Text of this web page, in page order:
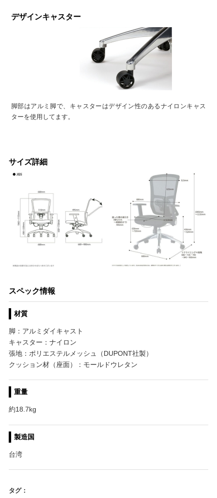
デザインキャスター
脚部はアルミ脚で、キャスターはデザイン性のあるナイロンキャス
ターを使用してます。
サイズ詳細
スペック情報
材質
脚：アルミダイキャスト
キャスター：ナイロン
張地：ポリエステルメッシュ（DUPONT社製）
クッション材（座面）：モールドウレタン
重量
約18.7kg
製造国
台湾
タグ：